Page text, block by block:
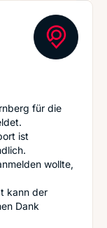
für die
ist
wollte,
kann der
Dank